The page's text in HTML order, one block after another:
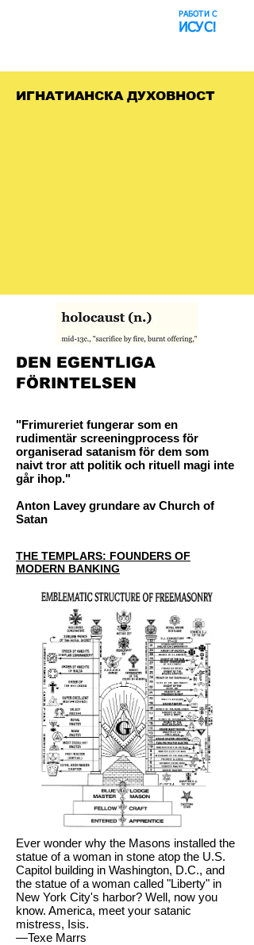
РАБОТИ С
ИСУС!
ИГНАТИАНСКА ДУХОВНОСТ
DEN EGENTLIGA
FÖRINTELSEN
"Frimureriet fungerar som en
rudimentär screeningprocess för
organiserad satanism för dem som
naivt tror att politik och rituell magi inte
går ihop."
Anton Lavey grundare av Church of
Satan
THE TEMPLARS: FOUNDERS OF
MODERN BANKING
Ever wonder why the Masons installed the
statue of a woman in stone atop the U.S.
Capitol building in Washington, D.C., and
the statue of a woman called "Liberty" in
New York City's harbor? Well, now you
know. America, meet your satanic
mistress, Isis.
—Texe Marrs